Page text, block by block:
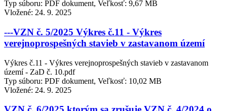
Typ súboru: PDF dokument, Veľkosť: 9,67 MB
Vložené: 24. 9. 2025
---VZN č. 5/2025 Výkres č.11 - Výkres
verejnoprospešných stavieb v zastavanom území
Výkres č.11 - Výkres verejnoprospešných stavieb v zastavanom
území - ZaD č. 10.pdf
Typ súboru: PDF dokument, Veľkosť: 10,02 MB
Vložené: 24. 9. 2025